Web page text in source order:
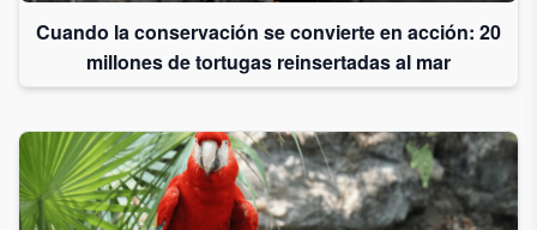
Cuando la conservación se convierte en acción: 20
millones de tortugas reinsertadas al mar